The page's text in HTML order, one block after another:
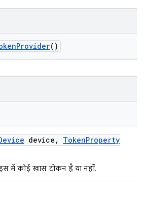
Provider()
device , TokenProperty
में कोई खास टोकन है या नहीं.